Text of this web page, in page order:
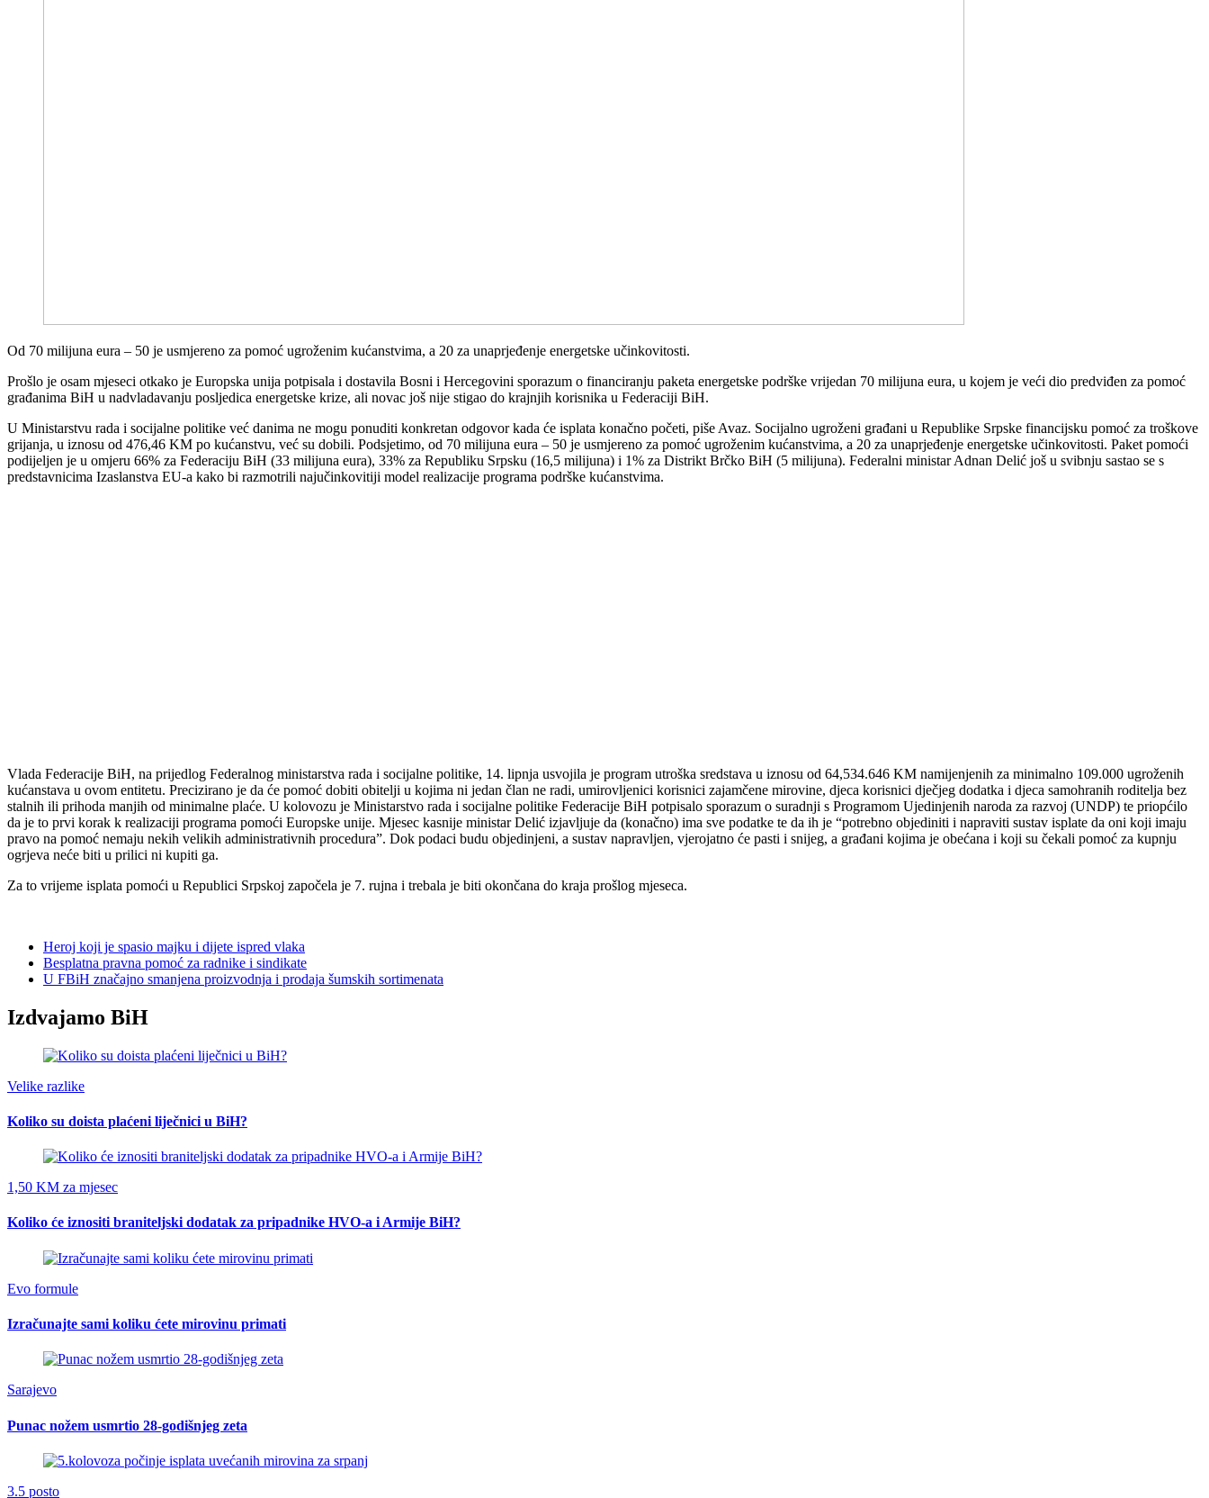
Od 70 milijuna eura – 50 je usmjereno za pomoć ugroženim kućanstvima, a 20 za unaprjeđenje energetske učinkovitosti.
Prošlo je osam mjeseci otkako je Europska unija potpisala i dostavila Bosni i Hercegovini sporazum o financiranju paketa energetske podrške vrijedan 70 milijuna eura, u kojem je veći dio predviđen za pomoć
građanima BiH u nadvladavanju posljedica energetske krize, ali novac još nije stigao do krajnjih korisnika u Federaciji BiH.
U Ministarstvu rada i socijalne politike već danima ne mogu ponuditi konkretan odgovor kada će isplata konačno početi, piše Avaz. Socijalno ugroženi građani u Republike Srpske financijsku pomoć za troškove
grijanja, u iznosu od 476,46 KM po kućanstvu, već su dobili. Podsjetimo, od 70 milijuna eura – 50 je usmjereno za pomoć ugroženim kućanstvima, a 20 za unaprjeđenje energetske učinkovitosti. Paket pomoći
podijeljen je u omjeru 66% za Federaciju BiH (33 milijuna eura), 33% za Republiku Srpsku (16,5 milijuna) i 1% za Distrikt Brčko BiH (5 milijuna). Federalni ministar Adnan Delić još u svibnju sastao se s
predstavnicima Izaslanstva EU-a kako bi razmotrili najučinkovitiji model realizacije programa podrške kućanstvima.
Vlada Federacije BiH, na prijedlog Federalnog ministarstva rada i socijalne politike, 14. lipnja usvojila je program utroška sredstava u iznosu od 64,534.646 KM namijenjenih za minimalno 109.000 ugroženih
kućanstava u ovom entitetu. Precizirano je da će pomoć dobiti obitelji u kojima ni jedan član ne radi, umirovljenici korisnici zajamčene mirovine, djeca korisnici dječjeg dodatka i djeca samohranih roditelja bez
stalnih ili prihoda manjih od minimalne plaće. U kolovozu je Ministarstvo rada i socijalne politike Federacije BiH potpisalo sporazum o suradnji s Programom Ujedinjenih naroda za razvoj (UNDP) te priopćilo
da je to prvi korak k realizaciji programa pomoći Europske unije. Mjesec kasnije ministar Delić izjavljuje da (konačno) ima sve podatke te da ih je “potrebno objediniti i napraviti sustav isplate da oni koji imaju
pravo na pomoć nemaju nekih velikih administrativnih procedura”. Dok podaci budu objedinjeni, a sustav napravljen, vjerojatno će pasti i snijeg, a građani kojima je obećana i koji su čekali pomoć za kupnju
ogrjeva neće biti u prilici ni kupiti ga.
Za to vrijeme isplata pomoći u Republici Srpskoj započela je 7. rujna i trebala je biti okončana do kraja prošlog mjeseca.
Heroj koji je spasio majku i dijete ispred vlaka
Besplatna pravna pomoć za radnike i sindikate
U FBiH značajno smanjena proizvodnja i prodaja šumskih sortimenata
Izdvajamo BiH
Velike razlike
Koliko su doista plaćeni liječnici u BiH?
1,50 KM za mjesec
Koliko će iznositi braniteljski dodatak za pripadnike HVO-a i Armije BiH?
Evo formule
Izračunajte sami koliku ćete mirovinu primati
Sarajevo
Punac nožem usmrtio 28-godišnjeg zeta
3.5 posto